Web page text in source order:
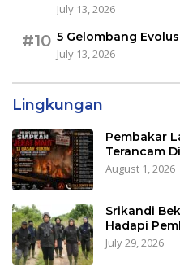
July 13, 2026
#10 5 Gelombang
July 13, 2026
Lingkungan
Pembakar
Terancam
August 1, 2026
Srikandi
Hadapi
July 29, 2026